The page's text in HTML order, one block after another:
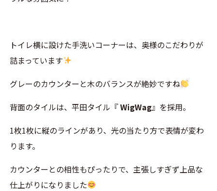
トイレ横に設けた手洗いコーナーは、奥様のこだわりが
詰まっています
グレーのカウンターと木のバランスが絶妙ですね
背面のタイルは、平田タイル『WigWag』を採用。
1枚1枚に縦のラインがあり、光の当たり方で表情が変わ
ります。
カウンターとの相性もぴったりで、主張しすぎず上品な
仕上がりになりました